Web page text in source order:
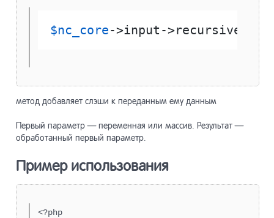
$nc_core->input-
метод добавляет слэши к переданным ему данным
Первый параметр — переменная или массив. Результат —
обработанный первый параметр.
Пример использования
<?php